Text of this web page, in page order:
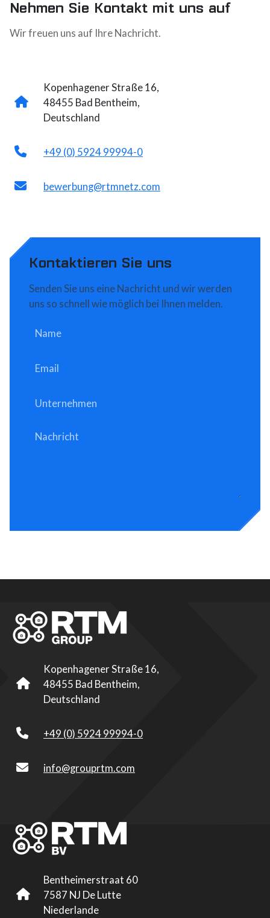
Nehmen Sie Kontakt mit uns auf
Wir freuen uns auf Ihre Nachricht.
Kopenhagener Straße 16,
48455 Bad Bentheim,
Deutschland
+49 (0) 5924 99994-0
bewerbung@rtmnetz.com
Kontaktieren Sie uns
Senden Sie uns eine Nachricht und wir werden
uns so schnell wie möglich bei Ihnen melden.
Kopenhagener Straße 16,
48455 Bad Bentheim,
Deutschland
+49 (0) 5924 99994-0
info@grouprtm.com
Bentheimerstraat 60
7587 NJ De Lutte
Niederlande